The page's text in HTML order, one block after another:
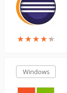
★★★★★
★★★★★
Windows